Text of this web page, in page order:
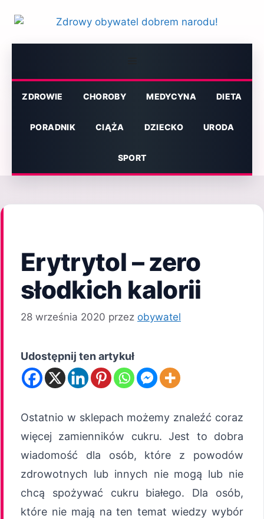
ZDROWIE CHOROBY MEDYCYNA DIETA
PORADNIK CIĄŻA DZIECKO URODA
SPORT
Erytrytol – zero
słodkich kalorii
28 września 2020 przez obywatel
Udostępnij ten artykuł
Ostatnio w sklepach możemy znaleźć coraz
więcej zamienników cukru. Jest to dobra
wiadomość dla osób, które z powodów
zdrowotnych lub innych nie mogą lub nie
chcą spożywać cukru białego. Dla osób,
które nie mają na ten temat wiedzy wybór